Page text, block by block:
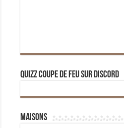
Quizz Coupe de Feu sur Discord
Maisons